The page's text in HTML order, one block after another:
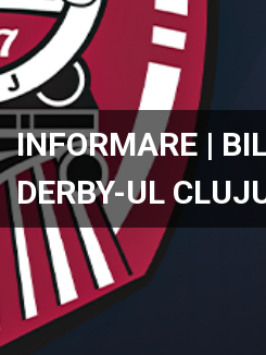
INFORMARE |
DERBY-UL